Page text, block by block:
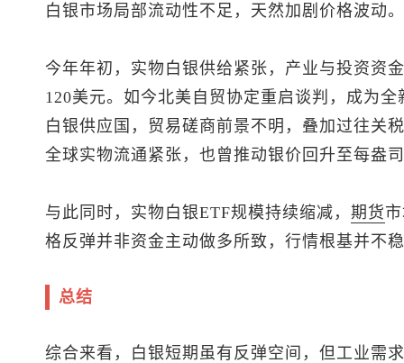
白银市场局部流动性不足，天然加剧价格波动。
今年年初，实物白银供给紧张，产业与投资资
120美元。如今北美自贸协定重启谈判，成为
白银供应国，贸易磋商前景不明，叠加过往关
全球实物流通紧张，也曾推动银价回升至每盎
与此同时，实物白银ETF规模持续缩减， 期货
格反弹并非资金主动做多所致，行情根基并不
总结
综合来看，白银短期虽有反弹空间，但工业需